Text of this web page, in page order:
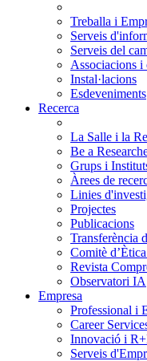
Treballa i
Serveis
Serveis del
Associacions i
Instal·lacions
Esdeveniments
Recerca
La Salle i la
Be a
Grups i
Àrees de
Linies
Projectes
Publicacions
Transferència
Comitè
Revista
Observatori IA
Empresa
Professional i
Career
Innovació i
Serveis